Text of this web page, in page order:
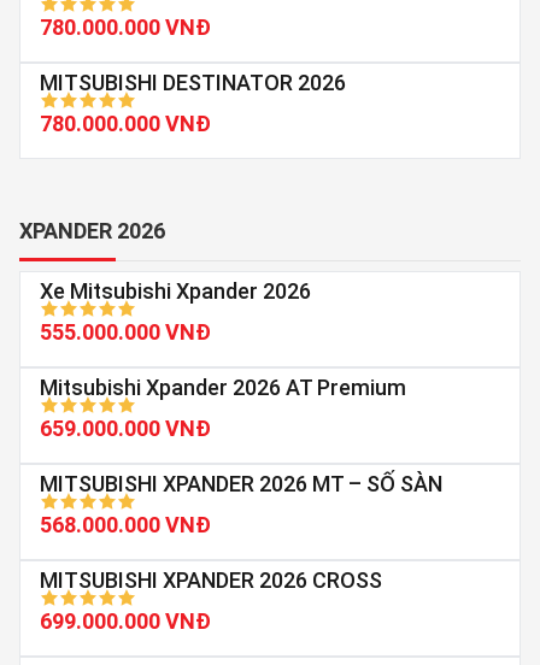
780.000.000 VNĐ
MITSUBISHI DESTINATOR 2026
780.000.000 VNĐ
XPANDER 2026
Xe Mitsubishi Xpander 2026
555.000.000 VNĐ
Mitsubishi Xpander 2026 AT Premium
659.000.000 VNĐ
MITSUBISHI XPANDER 2026 MT – SỐ SÀN
568.000.000 VNĐ
MITSUBISHI XPANDER 2026 CROSS
699.000.000 VNĐ